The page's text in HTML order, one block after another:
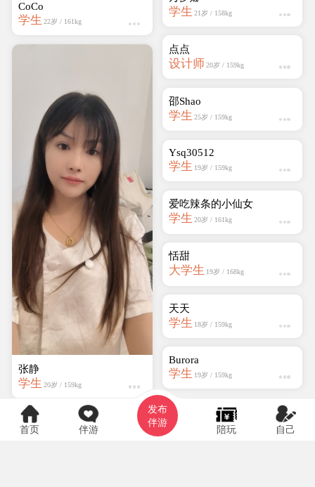
CoCo
学生 22岁 / 161kg
张静
学生 20岁 / 159kg
蔷薇岛
学生
万梦娜
学生
点点
设计师
邵Shao
学生
Ysq30512
学生
爱吃辣条的小仙女
学生
恬甜
大学生 19岁 / 168kg
首页 伴游
发布
伴游
陪玩 自己